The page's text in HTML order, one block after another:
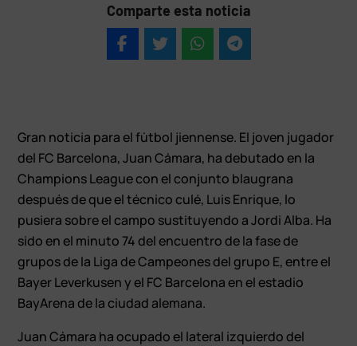
Comparte esta noticia
Gran noticia para el fútbol jiennense. El joven jugador
del FC Barcelona, Juan Cámara, ha debutado en la
Champions League con el conjunto blaugrana
después de que el técnico culé, Luis Enrique, lo
pusiera sobre el campo sustituyendo a Jordi Alba. Ha
sido en el minuto 74 del encuentro de la fase de
grupos de la Liga de Campeones del grupo E, entre el
Bayer Leverkusen y el FC Barcelona en el estadio
BayArena de la ciudad alemana.
Juan Cámara ha ocupado el lateral izquierdo del